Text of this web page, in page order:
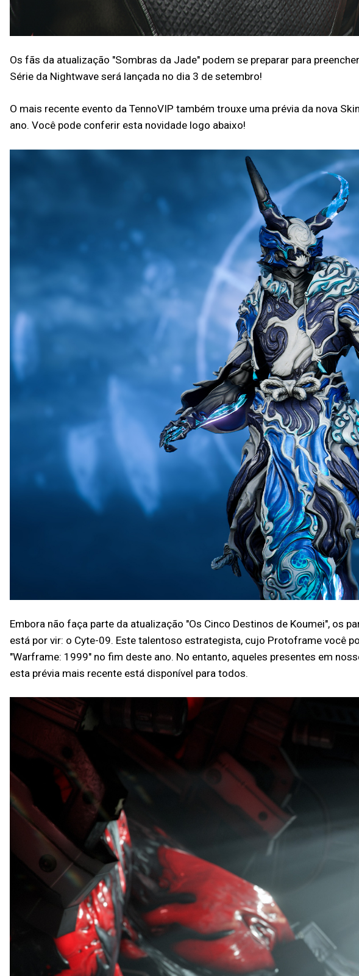
Os fãs da atualização "Sombras da Jade" podem se preparar para
Série da Nightwave será lançada no dia 3 de setembro!
O mais recente evento da TennoVIP também trouxe uma prévia da nova
ano. Você pode conferir esta novidade logo abaixo!
Embora não faça parte da atualização "Os Cinco Destinos de Koumei", os
está por vir: o Cyte-09. Este talentoso estrategista, cujo Protoframe você
"Warframe: 1999" no fim deste ano. No entanto, aqueles presentes em
esta prévia mais recente está disponível para todos.